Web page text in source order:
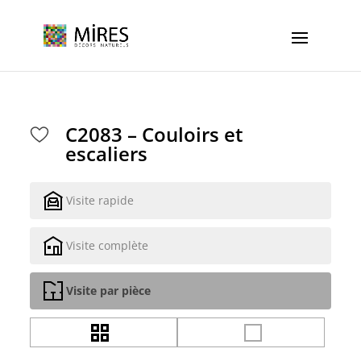
C2083 – Couloirs et
escaliers
Visite rapide
Visite complète
Visite par pièce